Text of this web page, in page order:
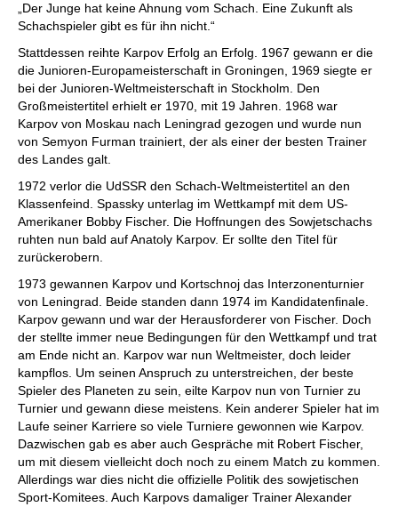
„Der Junge hat keine Ahnung vom Schach. Eine Zukunft als
Schachspieler gibt es für ihn nicht.“
Stattdessen reihte Karpov Erfolg an Erfolg. 1967 gewann er die
die Junioren-Europameisterschaft in Groningen, 1969 siegte er
bei der Junioren-Weltmeisterschaft in Stockholm. Den
Großmeistertitel erhielt er 1970, mit 19 Jahren. 1968 war
Karpov von Moskau nach Leningrad gezogen und wurde nun
von Semyon Furman trainiert, der als einer der besten Trainer
des Landes galt.
1972 verlor die UdSSR den Schach-Weltmeistertitel an den
Klassenfeind. Spassky unterlag im Wettkampf mit dem US-
Amerikaner Bobby Fischer. Die Hoffnungen des Sowjetschachs
ruhten nun bald auf Anatoly Karpov. Er sollte den Titel für
zurückerobern.
1973 gewannen Karpov und Kortschnoj das Interzonenturnier
von Leningrad. Beide standen dann 1974 im Kandidatenfinale.
Karpov gewann und war der Herausforderer von Fischer. Doch
der stellte immer neue Bedingungen für den Wettkampf und trat
am Ende nicht an. Karpov war nun Weltmeister, doch leider
kampflos. Um seinen Anspruch zu unterstreichen, der beste
Spieler des Planeten zu sein, eilte Karpov nun von Turnier zu
Turnier und gewann diese meistens. Kein anderer Spieler hat im
Laufe seiner Karriere so viele Turniere gewonnen wie Karpov.
Dazwischen gab es aber auch Gespräche mit Robert Fischer,
um mit diesem vielleicht doch noch zu einem Match zu kommen.
Allerdings war dies nicht die offizielle Politik des sowjetischen
Sport-Komitees. Auch Karpovs damaliger Trainer Alexander